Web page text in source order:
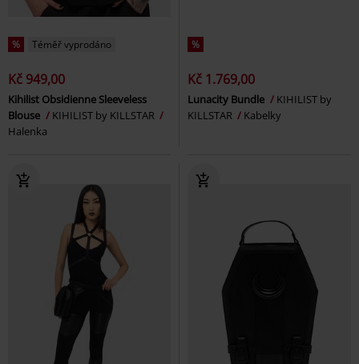
% Téměř vyprodáno
Kč 949,00
Kihilist Obsidienne Sleeveless
Blouse
KIHILIST by KILLSTAR
Halenka
%
Kč 1.769,00
Lunacity Bundle
KIHILIST by
KILLSTAR
Kabelky